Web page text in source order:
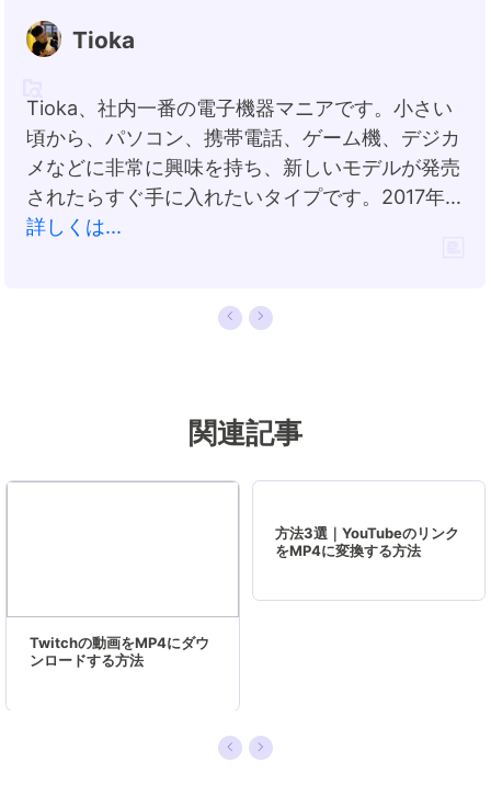
Tioka
Tioka、社内一番の電子機器マニアです。小さい
頃から、パソコン、携帯電話、ゲーム機、デジカ
メなどに非常に興味を持ち、新しいモデルが発売
されたらすぐ手に入れたいタイプです。2017年か
らEaseUS Softwareに加入し、大興味をもって
プ、ディスククローン、パーティション・ディス
の方法、SSD換装の方法やディスクの最適化方法
点（2019年8月21日）まで、彼が書いた記事の閲
覧数はなんと550万回に突破！つまり、日本のユ
ーザーは、合計5,500,000回彼の記事を読んで問
部分の時間をタブレット・スマホを弄ること、ゲ
ーミングなどに使っている男の子です。…
詳しくは...
関連記事
Twitchの動画をMP4にダウ
ンロードする方法
方法3選｜YouTubeのリンク
をMP4に変換する方法